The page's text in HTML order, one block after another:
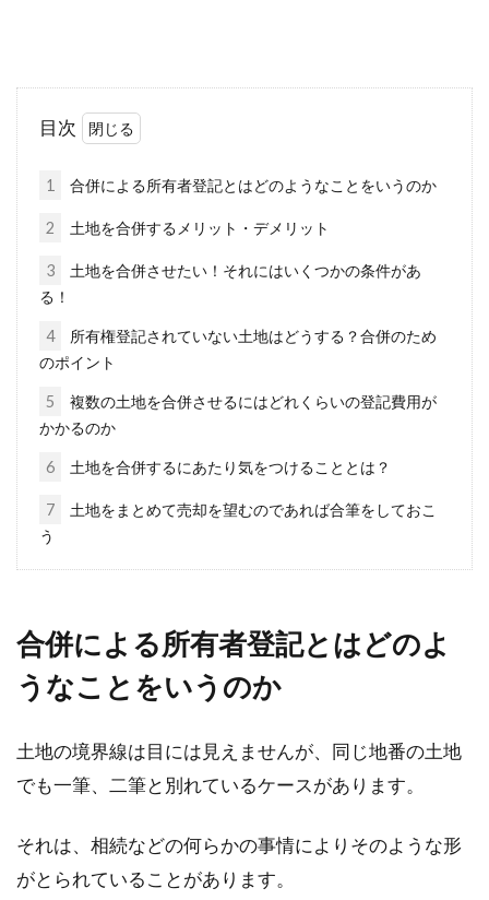
が漏れ出さないためには
で違う！東京都の場合は？
建物を建てるときには、建築基準法に従って建
大学生や社会人になると、親元を離れて一人暮
らしをスタートさせる方も多いでしょう。この
とき、初...
人気が高そうな最上階の角部屋には
お部屋探しの際に人気が高い、「最上階」「角
目次
1 合併による所有者登記とはどのようなことをいうのか
2 土地を合併するメリット・デメリット
3
土地を合併させたい！それにはいくつかの条件があ
る！
4
所有権登記されていない土地はどうする？合併のため
のポイント
5
複数の土地を合併させるにはどれくらいの登記費用が
かかるのか
6 土地を合併するにあたり気をつけることとは？
7
土地をまとめて売却を望むのであれば合筆をしておこ
う
合併による所有者登記とはどのよ
うなことをいうのか
土地の境界線は目には見えませんが、同じ地番の土地
でも一筆、二筆と別れているケースがあります。
それは、相続などの何らかの事情によりそのような形
がとられていることがあります。